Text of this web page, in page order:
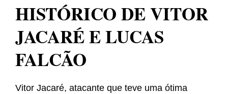
HISTÓRICO DE VITOR
JACARÉ E LUCAS
FALCÃO
Vitor Jacaré, atacante que teve uma ótima